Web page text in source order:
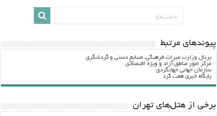
پيوندهاي مرتبط
پرتال وزارت ميراث فرهنگي، صنایع دستی و گردشگري
مرکز امور مناطق آزاد و ویژه اقتصادی
سازمان جهانی جهانگردی
پایگاه خبری هفت گرد
برخی از هتل‌های تهران